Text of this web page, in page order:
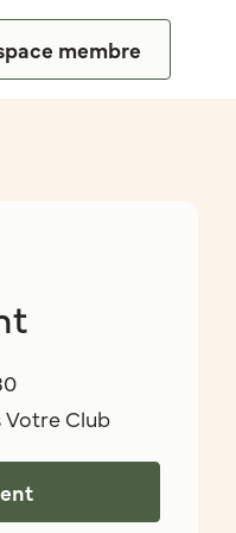
membre
Votre Club